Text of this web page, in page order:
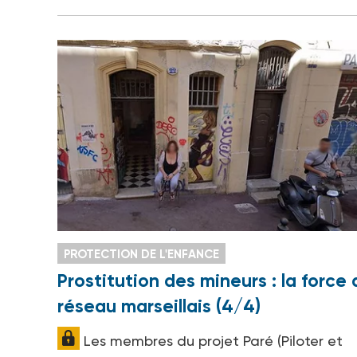
PROTECTION DE L'ENFANCE
Prostitution des mineurs : la force
réseau marseillais (4/4)
Les membres du projet Paré (Piloter et